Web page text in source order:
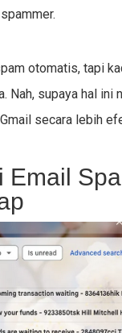
otomatis, tapi
Nah, supaya hal ini
secara lebih
Email